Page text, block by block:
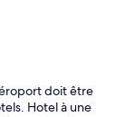
doit être
Hotel à une